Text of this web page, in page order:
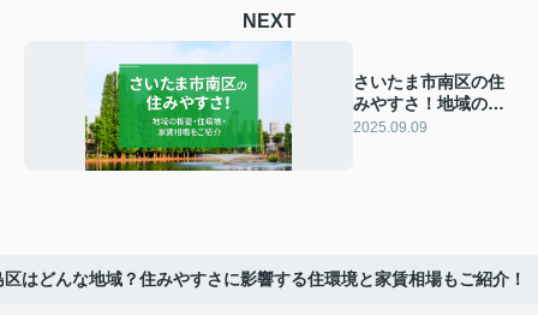
NEXT
さいたま市南区の住
みやすさ！地域の概
要・住環境・家賃相
2025.09.09
区はどんな地域？住みやすさに影響する住環境と家賃相場もご紹介！